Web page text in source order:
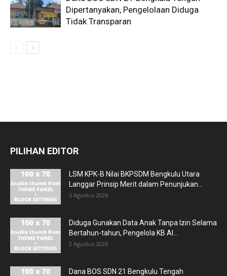
Dipertanyakan, Pengelolaan Diduga
Tidak Transparan
PILIHAN EDITOR
LSM KPK-B Nilai BKPSDM Bengkulu Utara
Langgar Prinsip Merit dalam Penunjukan...
5 Agustus 2026
Diduga Gunakan Data Anak Tanpa Izin Selama
Bertahun-tahun, Pengelola KB Al...
2 Agustus 2026
Dana BOS SDN 21 Bengkulu Tengah